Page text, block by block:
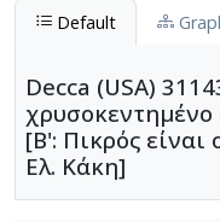
Default
Decca (USA)
[Β': Πικρός
Ελ. Κάκη]